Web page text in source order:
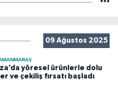
09 Ağustos 2025
yöresel ürünlerle dolu
ve çekiliş fırsatı başladı